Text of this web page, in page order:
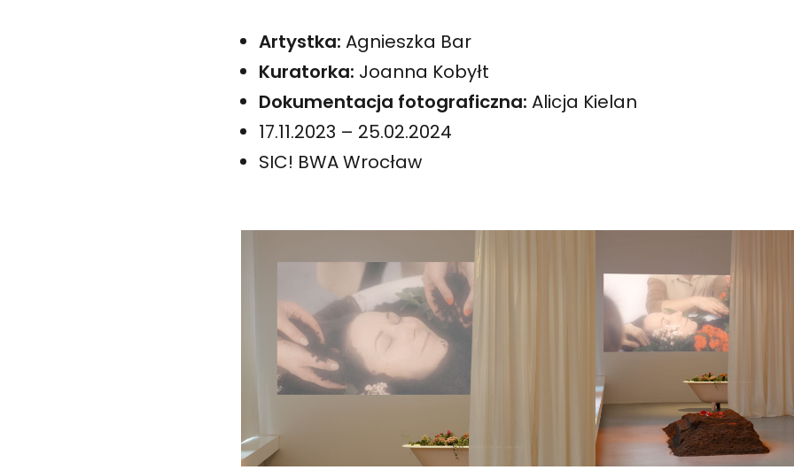
Artystka: Agnieszka Bar
Kuratorka: Joanna Kobyłt
Dokumentacja fotograficzna: Alicja Kielan
17.11.2023 – 25.02.2024
SIC! BWA Wrocław